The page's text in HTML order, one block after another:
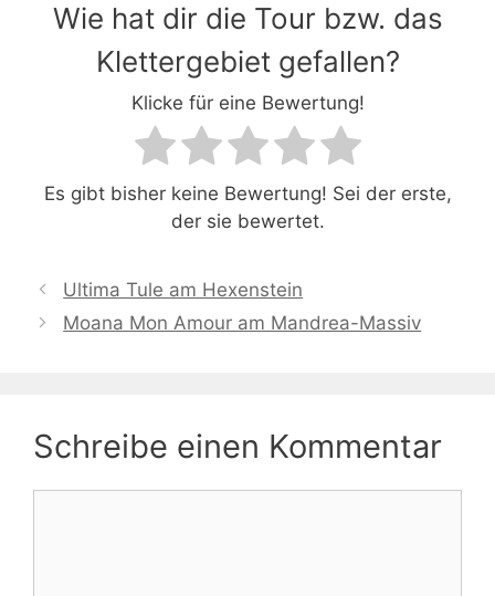
Wie hat dir die Tour bzw. das
Klettergebiet gefallen?
Klicke für eine Bewertung!
Es gibt bisher keine Bewertung! Sei der erste,
der sie bewertet.
Ultima Tule am Hexenstein
Moana Mon Amour am Mandrea-Massiv
Schreibe einen Kommentar